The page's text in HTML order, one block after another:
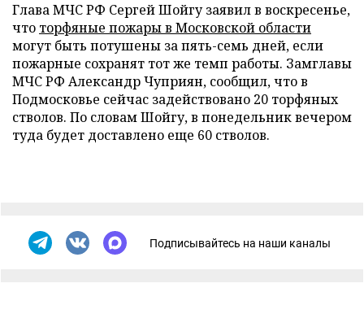
Глава МЧС РФ Сергей Шойгу заявил в воскресенье,
что торфяные пожары в Московской области
могут быть потушены за пять-семь дней, если
пожарные сохранят тот же темп работы. Замглавы
МЧС РФ Александр Чуприян, сообщил, что в
Подмосковье сейчас задействовано 20 торфяных
стволов. По словам Шойгу, в понедельник вечером
туда будет доставлено еще 60 стволов.
Подписывайтесь на наши каналы